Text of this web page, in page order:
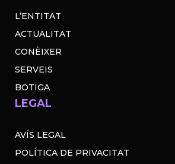
L’ENTITAT
ACTUALITAT
CONÈIXER
SERVEIS
BOTIGA
LEGAL
AVÍS LEGAL
POLÍTICA DE PRIVACITAT